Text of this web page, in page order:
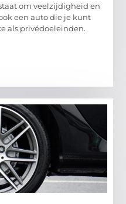
om veelzijdigheid en
een auto die je kunt
als privédoeleinden.